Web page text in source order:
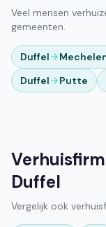
Veel mensen
gemeenten.
Duffel
Duffel
Putte
Duffel
Vergelijk ook